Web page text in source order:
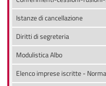
Istanze di cancellazione
Diritti di segreteria
Modulistica Albo
Elenco imprese iscritte -